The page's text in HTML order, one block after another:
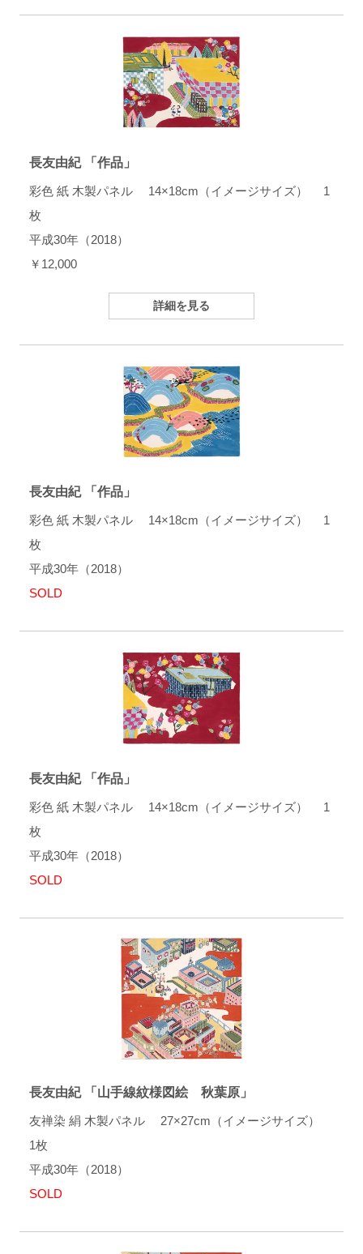
長友由紀 「作品」
彩色 紙 木製パネル 14×18cm（イメージサイズ） 1
枚
平成30年（2018）
￥12,000
詳細を見る
長友由紀 「作品」
彩色 紙 木製パネル 14×18cm（イメージサイズ） 1
枚
平成30年（2018）
SOLD
長友由紀 「作品」
彩色 紙 木製パネル 14×18cm（イメージサイズ） 1
枚
平成30年（2018）
SOLD
長友由紀 「山手線紋様図絵 秋葉原」
友禅染 絹 木製パネル 27×27cm（イメージサイズ）
1枚
平成30年（2018）
SOLD